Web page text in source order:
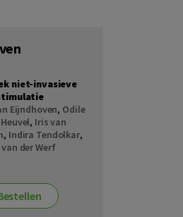
niet-invasieve
Eijndhoven, Odile
, Iris van
, Indira Tendolkar,
der Werf